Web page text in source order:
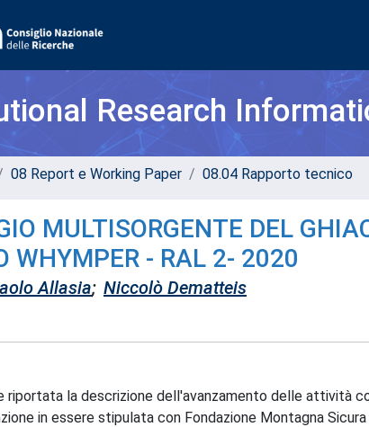
Research
08 Report e Working Paper 08.04 Rapporto tecnico
MULTISORGENTE DEL
WHYMPER - RAL 2- 2020
Allasia; Niccolò Dematteis
riportata la descrizione dell'avanzamento delle attività
in essere stipulata con Fondazione Montagna